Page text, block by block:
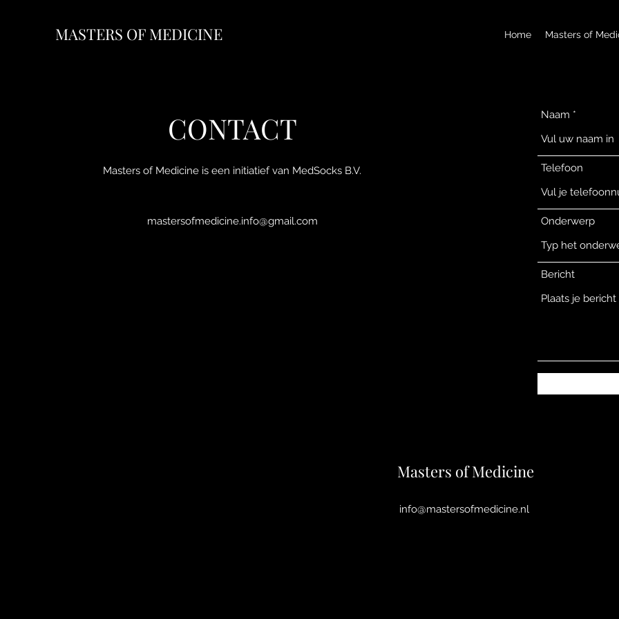
MASTERS OF MEDICINE Home Masters of
CONTACT
Masters of Medicine is een initiatief van MedSocks B.V.
mastersofmedicine.info@gmail.com
Naam
Telefoon
Onderwerp
Bericht
Masters of Medicine
info@mastersofmedicine.nl